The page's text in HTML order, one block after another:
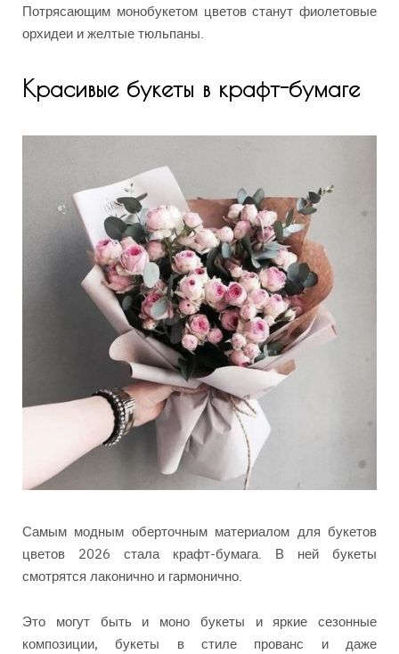
Потрясающим монобукетом цветов станут фиолетовые
орхидеи и желтые тюльпаны.
Красивые букеты в крафт-бумаге
Самым модным оберточным материалом для букетов
цветов 2026 стала крафт-бумага. В ней букеты
смотрятся лаконично и гармонично.
Это могут быть и моно букеты и яркие сезонные
композиции, букеты в стиле прованс и даже